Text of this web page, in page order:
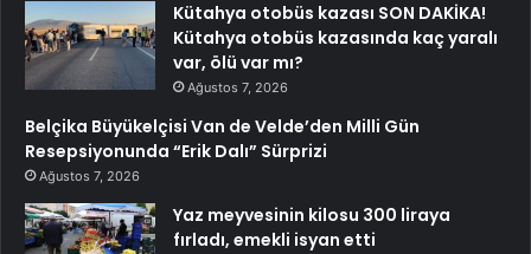
Kütahya otobüs kazası SON DAKİKA!
Kütahya otobüs kazasında kaç yaralı
var, ölü var mı?
Ağustos 7, 2026
Belçika Büyükelçisi Van de Velde’den Milli Gün
Resepsiyonunda “Erik Dalı” Sürprizi
Ağustos 7, 2026
Yaz meyvesinin kilosu 300 liraya
fırladı, emekli isyan etti